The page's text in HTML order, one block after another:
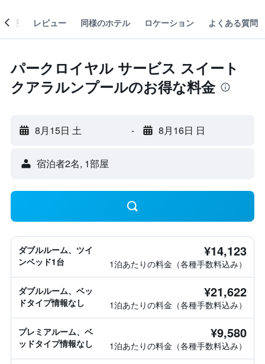
概要 レビュー 同様のホテル ロケーション よくある質問
パークロイヤル サービス スイート
クアラルンプールのお得な料金
8月15日 土 - 8月16日 日
宿泊者2名, 1​部屋
ダブルルーム、ツイ
ンベッド1台
¥14,123
1泊あたりの料金（各種手数料込み）
ダブルルーム、ベッ
ドタイプ情報なし
¥21,622
1泊あたりの料金（各種手数料込み）
プレミアルーム、ベ
ッドタイプ情報なし
¥9,580
1泊あたりの料金（各種手数料込み）